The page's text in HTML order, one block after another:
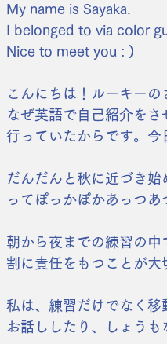
My name is Sayaka.
I belonged to via color
Nice to meet you : )
こんにちは！ルーキーの
なぜ英語で自己紹介を
行っていたからです。今
だんだんと秋に近づき
ってぽっかぽかあっつあ
朝から夜までの練習の
割に責任をもつことが大
私は、練習だけでなく移
お話ししたり、しょうも